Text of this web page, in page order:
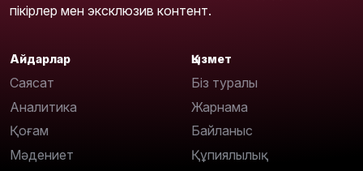
пікірлер мен эксклюзив контент.
Айдарлар
Саясат
Аналитика
Қоғам
Мәдениет
Қызмет
Біз туралы
Жарнама
Байланыс
Құпиялылық